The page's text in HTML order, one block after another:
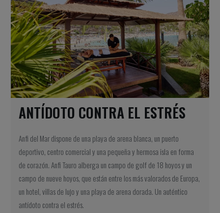
ANTÍDOTO CONTRA EL ESTRÉS
Anfi del Mar dispone de una playa de arena blanca, un puerto
deportivo, centro comercial y una pequeña y hermosa isla en forma
de corazón. Anfi Tauro alberga un campo de golf de 18 hoyos y un
campo de nueve hoyos, que están entre los más valorados de Europa,
un hotel, villas de lujo y una playa de arena dorada. Un auténtico
antídoto contra el estrés.